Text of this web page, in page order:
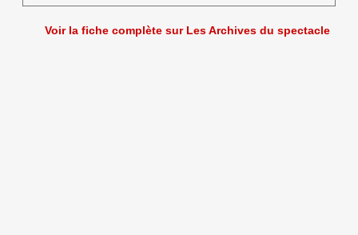
Voir la fiche complète sur Les Archives du spectacle